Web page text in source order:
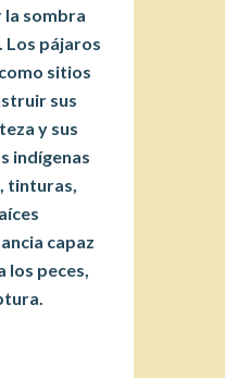
sombra
Los pájaros
sitios
sus
y sus
indígenas
tinturas,
capaz
los peces,